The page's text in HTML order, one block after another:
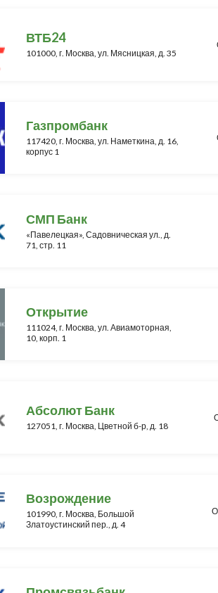
ВТБ24
101000, г. Москва, ул. Мясницкая, д. 35
Газпромбанк
117420, г. Москва, ул. Наметкина, д. 16,
корпус 1
СМП Банк
«Павелецкая», Садовническая ул., д.
71, стр. 11
Открытие
111024, г. Москва, ул. Авиамоторная,
10, корп. 1
Абсолют Банк
127051, г. Москва, Цветной б-р, д. 18
Возрождение
101990, г. Москва, Большой
Златоустинский пер., д. 4